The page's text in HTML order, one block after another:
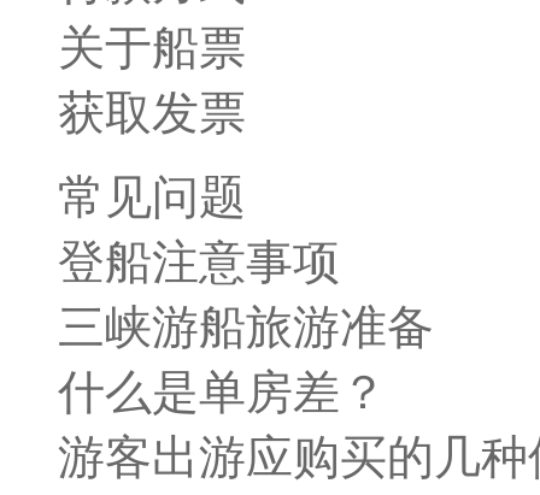
关于船票
获取发票
常见问题
登船注意事项
三峡游船旅游准备
什么是单房差？
游客出游应购买的几种